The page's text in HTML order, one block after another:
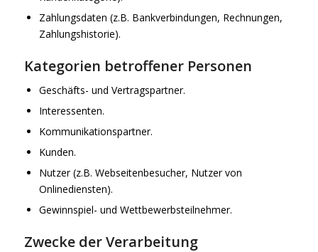
Zahlungsdaten (z.B. Bankverbindungen, Rechnungen,
Zahlungshistorie).
Kategorien betroffener Personen
Geschäfts- und Vertragspartner.
Interessenten.
Kommunikationspartner.
Kunden.
Nutzer (z.B. Webseitenbesucher, Nutzer von
Onlinediensten).
Gewinnspiel- und Wettbewerbsteilnehmer.
Zwecke der Verarbeitung